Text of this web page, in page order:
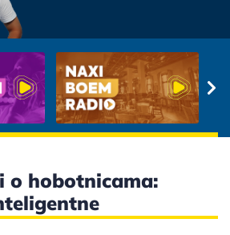
o hobotnicama: